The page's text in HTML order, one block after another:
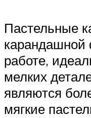
Пастельные
работе,
мелких
являются
мягкие